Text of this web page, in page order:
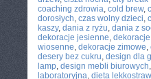
coaching zdrowia, cold brew,
dorosłych, czas wolny dzieci,
kaszy, dania z ryżu, dania z
dekoracje jesienne,
wiosenne, dekoracje zimowe,
desery bez cukru, design dla
lamp, design mebli biurowych,
laboratoryjna, dieta